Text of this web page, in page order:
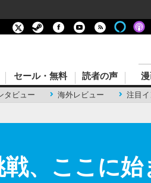
タビュー 海外レビュー 注目
セール・無料 読者の声
、ここに